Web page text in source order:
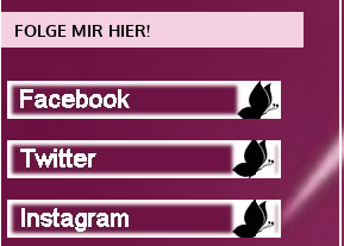
FOLGE MIR HIER!